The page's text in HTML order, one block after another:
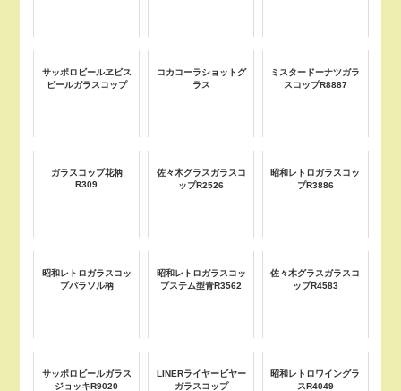
サッポロビールヱビス
ビールガラスコップ
コカコーラショットグ
ラス
ミスタードーナツガラ
スコップR8887
ガラスコップ花柄
R309
佐々木グラスガラスコ
ップR2526
昭和レトロガラスコッ
プR3886
昭和レトロガラスコッ
プパラソル柄
昭和レトロガラスコッ
プステム型青R3562
佐々木グラスガラスコ
ップR4583
サッポロビールガラス
ジョッキR9020
LINERライヤービヤー
ガラスコップ
昭和レトロワイングラ
スR4049